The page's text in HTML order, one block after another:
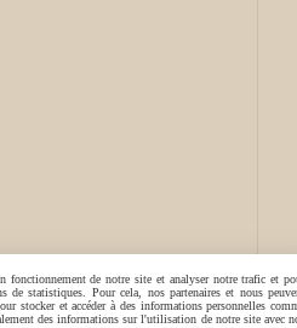
fonctionnement de notre site et analyser notre trafic et
de statistiques. Pour cela, nos partenaires et nous
stocker et accéder à des informations personnelles
des informations sur l'utilisation de notre site avec